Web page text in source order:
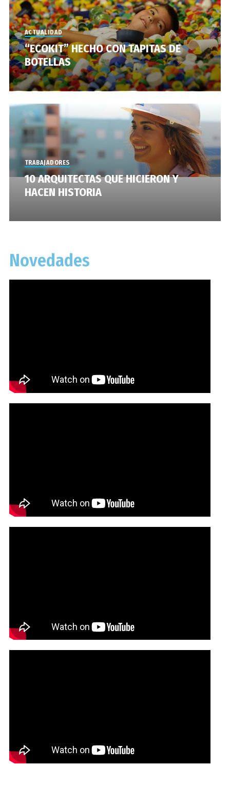
ACTUALIDAD
“ECOKIT” HECHO CON TAPITAS DE
BOTELLAS
TRABAJADORES
10 ARQUITECTAS QUE HICIERON Y
HACEN HISTORIA
Novedades